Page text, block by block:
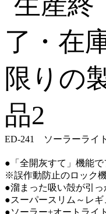
ED-241 ソーラーライ
●「全開灰すて」機能
※誤作動防止のロック
●溜まった吸い殻が引っ
●スーパースリム～レ
●ソーラー+オートライ